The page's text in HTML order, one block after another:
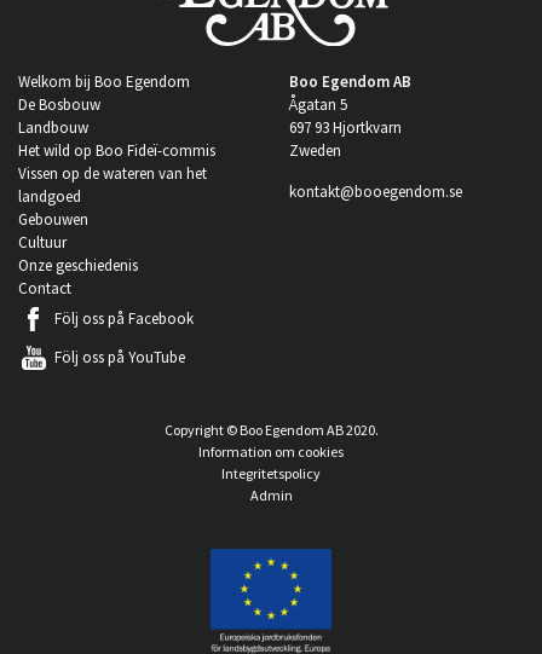
Welkom bij Boo Egendom
De Bosbouw
Landbouw
Het wild op Boo Fideï-commis
Vissen op de wateren van het
landgoed
Gebouwen
Cultuur
Onze geschiedenis
Contact
Boo Egendom AB
Ågatan 5
697 93 Hjortkvarn
Zweden
kontakt@booegendom.se
Följ oss på Facebook
Följ oss på YouTube
Copyright © Boo Egendom AB 2020.
Information om cookies
Integritetspolicy
Admin